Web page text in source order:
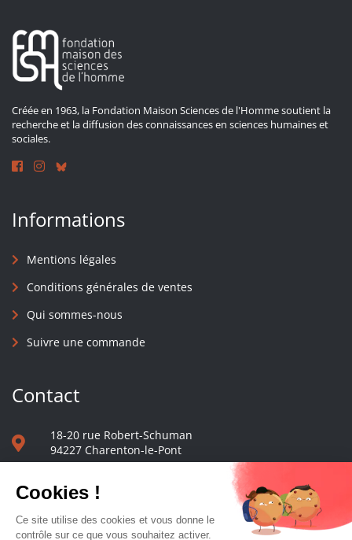
Créée en 1963, la Fondation Maison Sciences de l'Homme soutient la
recherche et la diffusion des connaissances en sciences humaines et
sociales.
Informations
Mentions légales
Conditions générales de ventes
Qui sommes-nous
Suivre une commande
Contact
18-20 rue Robert-Schuman
94227 Charenton-le-Pont